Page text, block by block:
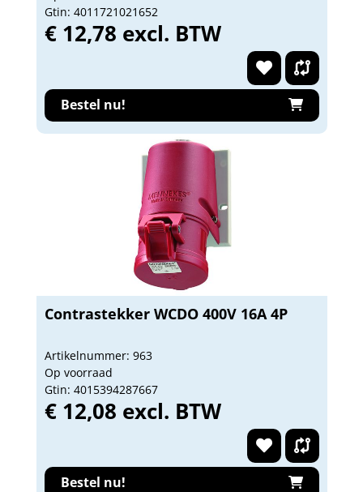
Gtin: 4011721021652
€ 12,78 excl. BTW
Bestel nu!
Contrastekker WCDO 400V 16A 4P
Artikelnummer: 963
Op voorraad
Gtin: 4015394287667
€ 12,08 excl. BTW
Bestel nu!